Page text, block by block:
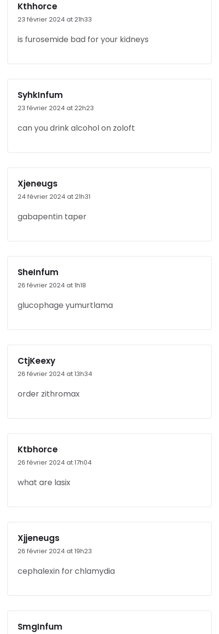
Kthhorce
23 février 2024 at 21h33
is furosemide bad for your kidneys
SyhkInfum
23 février 2024 at 22h23
can you drink alcohol on zoloft
Xjeneugs
24 février 2024 at 21h31
gabapentin taper
SheInfum
26 février 2024 at 1h18
glucophage yumurtlama
CtjKeexy
26 février 2024 at 13h34
order zithromax
Ktbhorce
26 février 2024 at 17h04
what are lasix
Xjjeneugs
26 février 2024 at 19h23
cephalexin for chlamydia
SmgInfum